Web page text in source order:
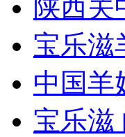
陕西
宝乐滋
中国羊
宝乐滋